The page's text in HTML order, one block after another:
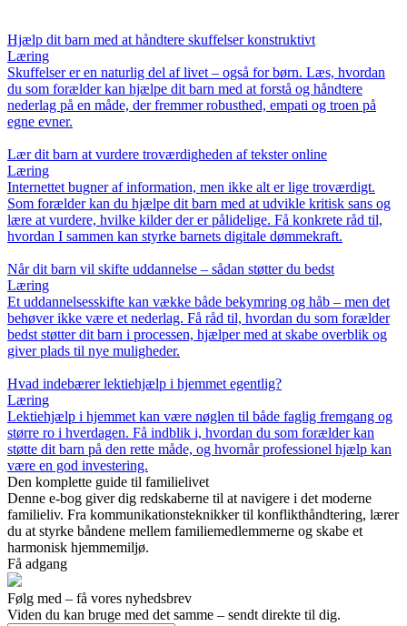
Hjælp dit barn med at håndtere skuffelser konstruktivt
Læring
Skuffelser er en naturlig del af livet – også for børn. Læs, hvordan
du som forælder kan hjælpe dit barn med at forstå og håndtere
nederlag på en måde, der fremmer robusthed, empati og troen på
egne evner.
Lær dit barn at vurdere troværdigheden af tekster online
Læring
Internettet bugner af information, men ikke alt er lige troværdigt.
Som forælder kan du hjælpe dit barn med at udvikle kritisk sans og
lære at vurdere, hvilke kilder der er pålidelige. Få konkrete råd til,
hvordan I sammen kan styrke barnets digitale dømmekraft.
Når dit barn vil skifte uddannelse – sådan støtter du bedst
Læring
Et uddannelsesskifte kan vække både bekymring og håb – men det
behøver ikke være et nederlag. Få råd til, hvordan du som forælder
bedst støtter dit barn i processen, hjælper med at skabe overblik og
giver plads til nye muligheder.
Hvad indebærer lektiehjælp i hjemmet egentlig?
Læring
Lektiehjælp i hjemmet kan være nøglen til både faglig fremgang og
større ro i hverdagen. Få indblik i, hvordan du som forælder kan
støtte dit barn på den rette måde, og hvornår professionel hjælp kan
være en god investering.
Den komplette guide til familielivet
Denne e-bog giver dig redskaberne til at navigere i det moderne
familieliv. Fra kommunikationsteknikker til konflikthåndtering, lærer
du at styrke båndene mellem familiemedlemmerne og skabe et
harmonisk hjemmemiljø.
Få adgang
Følg med – få vores nyhedsbrev
Viden du kan bruge med det samme – sendt direkte til dig.